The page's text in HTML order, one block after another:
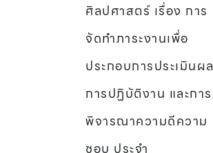
ศิลปศาสตร์ เรื่อง การ
จัดทำภาระงานเพื่อ
ประกอบการประเมินผล
การปฏิบัติงาน และการ
พิจารณาความดีความ
ชอบ ประจำ